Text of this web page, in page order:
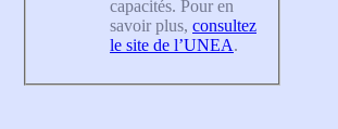
capacités. Pour en
savoir plus, consultez
le site de l’UNEA.